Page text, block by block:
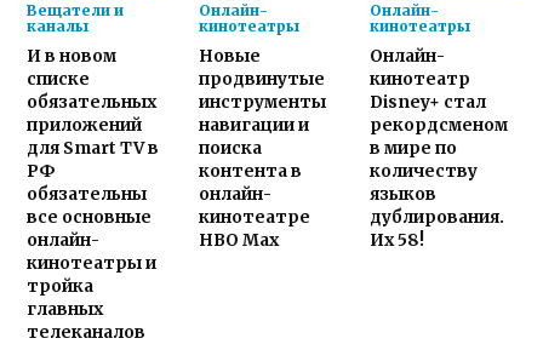
Вещатели и
каналы
И в новом
списке
обязательных
приложений
для Smart TV в
РФ
обязательны
все основные
онлайн-
кинотеатры и
тройка
главных
телеканалов
Онлайн-
кинотеатры
Новые
продвинутые
инструменты
навигации и
поиска
контента в
онлайн-
кинотеатре
HBO Max
Онлайн-
кинотеатры
Онлайн-
кинотеатр
Disney+ стал
рекордсменом
в мире по
количеству
языков
дублирования.
Их 58!